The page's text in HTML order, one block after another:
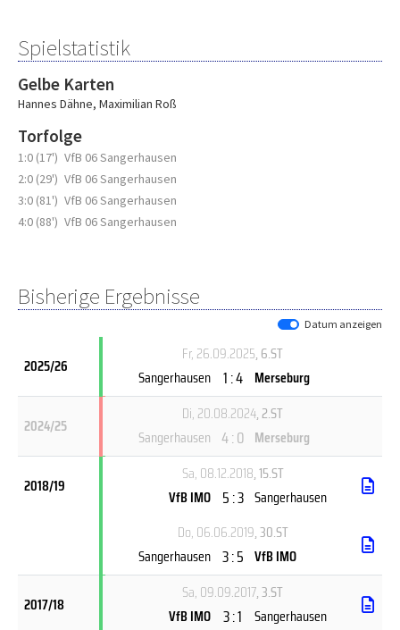
Spielstatistik
Gelbe Karten
Hannes Dähne, Maximilian Roß
Torfolge
1:0 (17') VfB 06 Sangerhausen
2:0 (29') VfB 06 Sangerhausen
3:0 (81') VfB 06 Sangerhausen
4:0 (88') VfB 06 Sangerhausen
Bisherige Ergebnisse
Datum anzeigen
2025/26
Fr, 26.09.2025, 6.ST
Sangerhausen 1 : 4 Merseburg
2024/25
Di, 20.08.2024, 2.ST
Sangerhausen 4 : 0 Merseburg
2018/19
Sa, 08.12.2018, 15.ST
VfB IMO 5 : 3 Sangerhausen
Do, 06.06.2019, 30.ST
Sangerhausen 3 : 5 VfB IMO
2017/18
Sa, 09.09.2017, 3.ST
VfB IMO 3 : 1 Sangerhausen